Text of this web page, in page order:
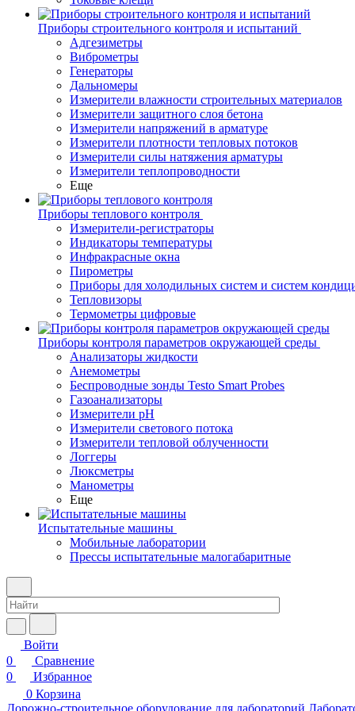
Приборы строительного контроля и испытаний
Адгезиметры
Виброметры
Генераторы
Дальномеры
Измерители влажности строительных материалов
Измерители защитного слоя бетона
Измерители напряжений в арматуре
Измерители плотности тепловых потоков
Измерители силы натяжения арматуры
Измерители теплопроводности
Еще
Приборы теплового контроля
Измерители-регистраторы
Индикаторы температуры
Инфракрасные окна
Пирометры
Приборы для холодильных систем и систем
Тепловизоры
Термометры цифровые
Приборы контроля параметров окружающей среды
Анализаторы жидкости
Анемометры
Беспроводные зонды Testo Smart Probes
Газоанализаторы
Измерители pH
Измерители светового потока
Измерители тепловой облученности
Логгеры
Люксметры
Манометры
Еще
Испытательные машины
Мобильные лаборатории
Прессы испытательные малогабаритные
Войти
0
Сравнение
0
Избранное
0 Корзина
Дорожно-строительное оборудование для лабораторий